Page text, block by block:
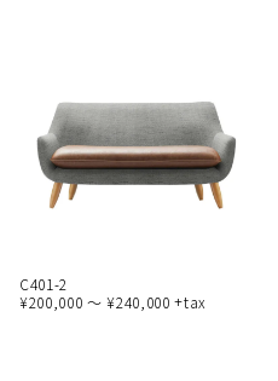
C401-2
¥200,000 ～ ¥240,000 +tax